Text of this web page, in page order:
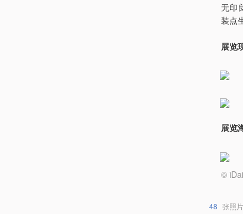
无印
装点
展览
展览
©
48 张照片